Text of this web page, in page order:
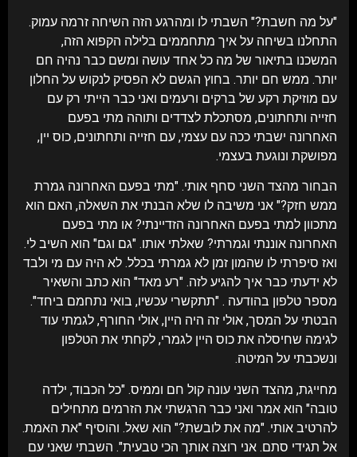
"על מה חשבת?" השבתי לו ומהרגע הזה השיחה זרמה עמוק.
התחלנו בשיחה על איך מתחממים בלילה הקפוא הזה,
המשכנו בתיאור של מה כל אחד עושה ומשם כבר נהיה חם
יותר. ממש חם יותר. בחוץ הגשם לא הפסיק לנקוש על החלון
עם מוזיקת רקע של ברקים ורעמים ואני כבר הייתי רק עם
חזייה ותחתונים, מסתכלת לצדדים ותוהה מתי בפעם
האחרונה ישבתי ככה עם עצמי, עם חזייה ותחתונים, כוס יין,
מפושקת ונוגעת בעצמי.
הבחור מהצד השני סחף אותי. "מתי בפעם האחרונה גמרת
ממש חזק?" אני משיבה לו שלא הבנתי את השאלה, האם הוא
מתכוון למתי בפעם האחרונה הזדיינתי? או מתי בפעם
האחרונה אוננתי וגמרתי? שאלתי אותו. "גם וגם" הוא השיב לי.
ואז סיפרתי לו שהמון זמן לא גמרתי בכלל. לא היה עם מי ולבד
לא ידעתי כבר איך להגיע לזה. "רע מאד" הוא כתב והשאיר
מספר טלפון בהודעה . "תתקשרי עכשיו, בואי נתחמם ביחד".
הבטתי על המסך, אולי זה היה היין, אולי החורף, לגמתי עוד
לגימה שחיסלה את כוס היין לגמרי, לקחתי את הטלפון
ונשכבתי על המיטה.
מחייגת, מהצד השני עונה קול חם וממיס. "כל הכבוד, ילדה
טובה" הוא אמר ואני כבר הרגשתי את הזרמים מתחילים
להרטיב אותי. "מה את לובשת?" הוא שאל. והוסיף "את האמת.
אל תגידי סתם. אני רוצה אותך הכי טבעית". השבתי שאני עם